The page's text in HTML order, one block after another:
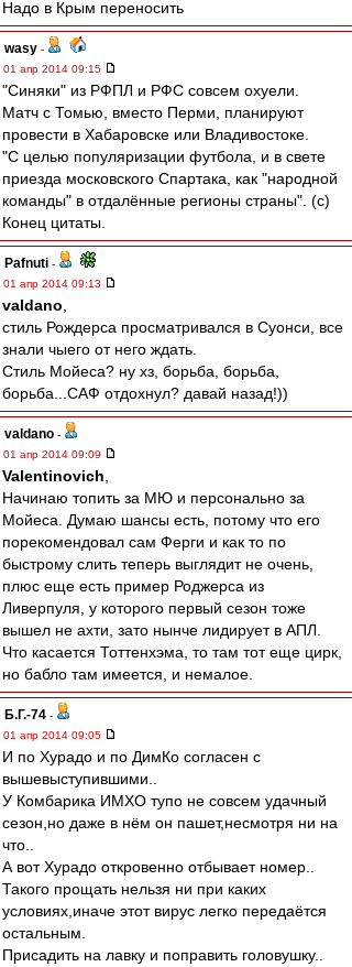
Надо в Крым переносить
wasy -
01 апр 2014 09:15
"Синяки" из РФПЛ и РФС совсем охуели.
Матч с Томью, вместо Перми, планируют
провести в Хабаровске или Владивостоке.
"С целью популяризации футбола, и в свете
приезда московского Спартака, как "народной
команды" в отдалённые регионы страны". (с)
Конец цитаты.
Pafnuti -
01 апр 2014 09:13
valdano
стиль Рождерса просматривался в Суонси, все
знали чыего от него ждать.
Стиль Мойеса? ну хз, борьба, борьба,
борьба...САФ отдохнул? давай назад!))
valdano -
01 апр 2014 09:09
Valentinovich
Начинаю топить за МЮ и персонально за
Мойеса. Думаю шансы есть, потому что его
порекомендовал сам Ферги и как то по
быстрому слить теперь выглядит не очень,
плюс еще есть пример Роджерса из
Ливерпуля, у которого первый сезон тоже
вышел не ахти, зато нынче лидирует в АПЛ.
Что касается Тоттенхэма, то там тот еще цирк,
но бабло там имеется, и немалое.
Б.Г.-74 -
01 апр 2014 09:05
И по Хурадо и по ДимКо согласен с
вышевыступившими..
У Комбарика ИМХО тупо не совсем удачный
сезон,но даже в нём он пашет,несмотря ни на
что..
А вот Хурадо откровенно отбывает номер..
Такого прощать нельзя ни при каких
условиях,иначе этот вирус легко передаётся
остальным.
Присадить на лавку и поправить головушку..